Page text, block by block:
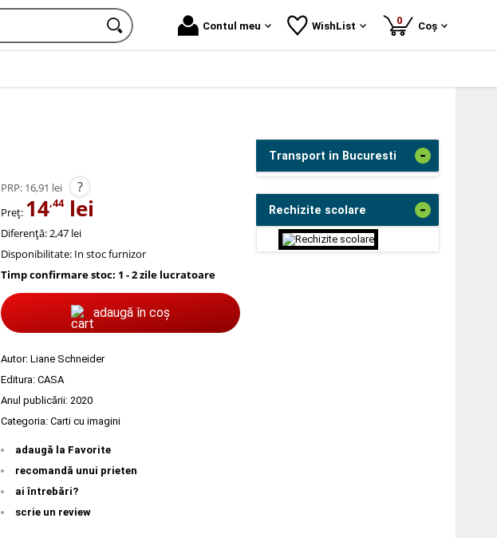
Contul meu WishList 0produse
Coș
PRP: 16,91 lei ?
Preț: 14,44lei
Diferență: 2,47 lei
Disponibilitate: In stoc furnizor
Timp confirmare stoc: 1 - 2 zile lucratoare
adaugă în coș
Autor: Liane Schneider
Editura: CASA
Anul publicării: 2020
Categoria: Carti cu imagini
adaugă la Favorite
recomandă unui prieten
ai întrebări?
scrie un review
Transport in Bucuresti -
Rechizite scolare -